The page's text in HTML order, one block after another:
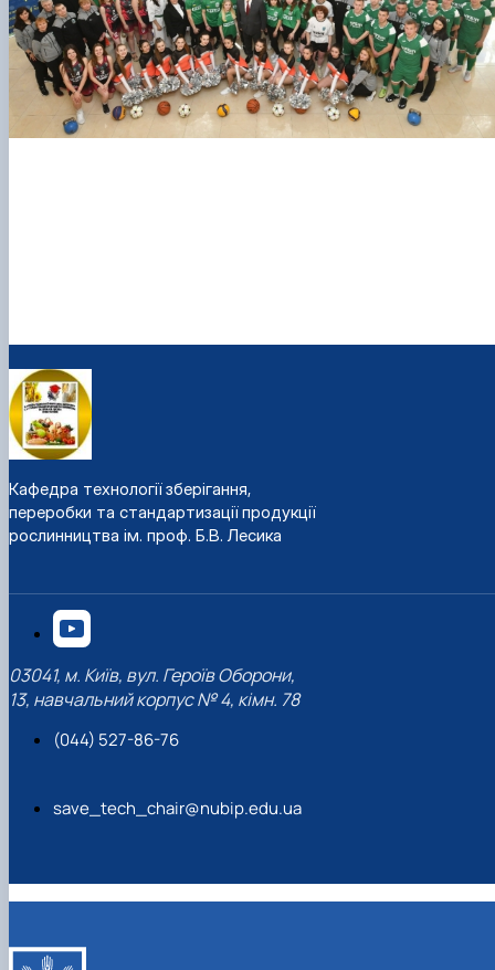
Кафедра технології зберігання,
переробки та стандартизації продукції
рослинництва ім. проф. Б.В. Лесика
03041, м. Київ, вул. Героїв Оборони,
13, навчальний корпус № 4, кімн. 78
(044) 527-86-76
save_tech_chair@nubip.edu.ua